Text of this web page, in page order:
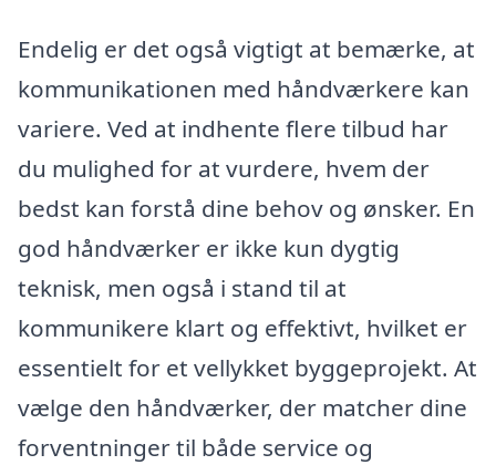
Endelig er det også vigtigt at bemærke, at
kommunikationen med håndværkere kan
variere. Ved at indhente flere tilbud har
du mulighed for at vurdere, hvem der
bedst kan forstå dine behov og ønsker. En
god håndværker er ikke kun dygtig
teknisk, men også i stand til at
kommunikere klart og effektivt, hvilket er
essentielt for et vellykket byggeprojekt. At
vælge den håndværker, der matcher dine
forventninger til både service og